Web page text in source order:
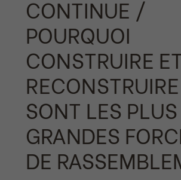
CONTINUE /
POURQUOI
CONSTRUIRE
RECONSTRUIRE
SONT LES PLUS
GRANDES
DE